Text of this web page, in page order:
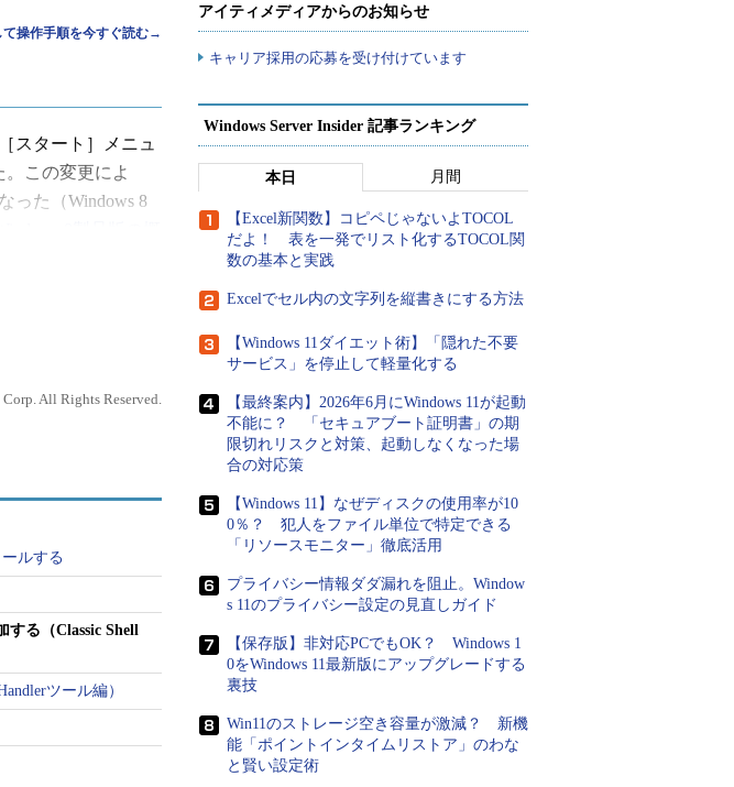
て操作手順を今すぐ読む→
スタート］メニュ
この変更によ
った（Windows 8
OSの
All Rights Reserved.
ルする
する（Classic Shell
ツール編）
アイティメディアからのお知らせ
キャリア採用の応募を受け付けています
Windows Server Insider 記事ランキング
本日 月間
【Excel新関数】コピペじゃないよTOCOL
だよ！ 表を一発でリスト化するTOCOL関
数の基本と実践
Excelでセル内の文字列を縦書きにする方法
【Windows 11ダイエット術】「隠れた不要
サービス」を停止して軽量化する
【最終案内】2026年6月にWindows 11が起動
不能に？ 「セキュアブート証明書」の期
限切れリスクと対策、起動しなくなった場
合の対応策
【Windows 11】なぜディスクの使用率が10
0％？ 犯人をファイル単位で特定できる
「リソースモニター」徹底活用
プライバシー情報ダダ漏れを阻止。Window
s 11のプライバシー設定の見直しガイド
【保存版】非対応PCでもOK？ Windows 1
0をWindows 11最新版にアップグレードする
裏技
Win11のストレージ空き容量が激減？ 新機
能「ポイントインタイムリストア」のわな
と賢い設定術